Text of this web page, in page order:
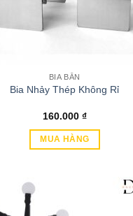
BIA BẮN
Bia Nhảy Thép Không Rỉ
160.000 ₫
MUA HÀNG